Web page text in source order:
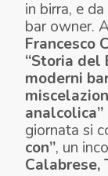
in birra, e da
bar owner.
Francesco
“Storia del
moderni
analcolica”
giornata si
con”, un
Calabrese,